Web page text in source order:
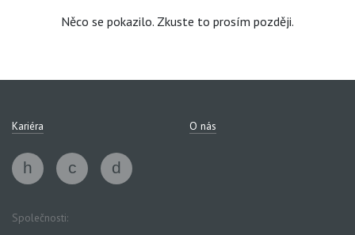
Něco se pokazilo. Zkuste to prosím později.
Kariéra O nás
Společnosti: